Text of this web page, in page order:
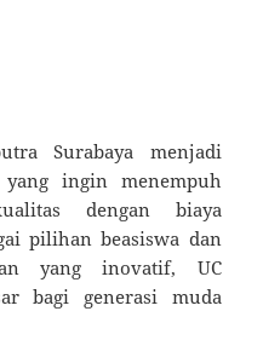
Surabaya menjadi
ingin menempuh
dengan biaya
pilihan beasiswa dan
yang inovatif, UC
bagi generasi muda